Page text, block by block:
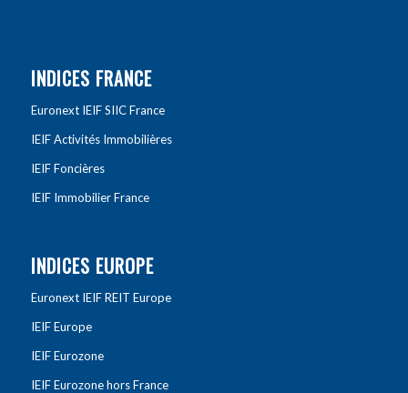
INDICES FRANCE
Euronext IEIF SIIC France
IEIF Activités Immobilières
IEIF Foncières
IEIF Immobilier France
INDICES EUROPE
Euronext IEIF REIT Europe
IEIF Europe
IEIF Eurozone
IEIF Eurozone hors France